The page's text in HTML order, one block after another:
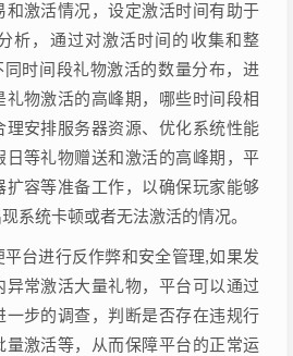
和激活情况，设定激活时间有助于
析，通过对激活时间的收集和整
时间段礼物激活的数量分布，进
物激活的高峰期，哪些时间段相
理安排服务器资源、优化系统性能
日等礼物赠送和激活的高峰期，平
扩容等准备工作，以确保玩家能够
系统卡顿或者无法激活的情况。
台进行反作弊和安全管理,如果发
常激活大量礼物，平台可以通过
一步的调查，判断是否存在违规行
量激活等，从而保障平台的正常运